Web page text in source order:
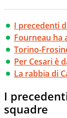
I precedenti
Fourneau ha
Torino-
Per Cesari è
La rabbia di
I
squadre